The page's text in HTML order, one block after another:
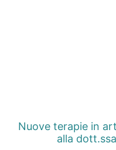
Nuove terapie in
alla